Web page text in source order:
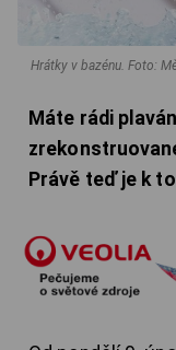
Hrátky v bazénu. Foto:
Máte rádi
Právě teď je k